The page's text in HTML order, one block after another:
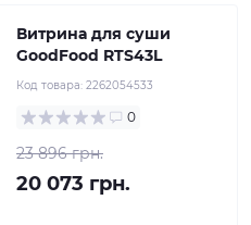
Витрина для суши
GoodFood RTS43L
Код товара: 2262054533
0
23 896 грн.
20 073 грн.